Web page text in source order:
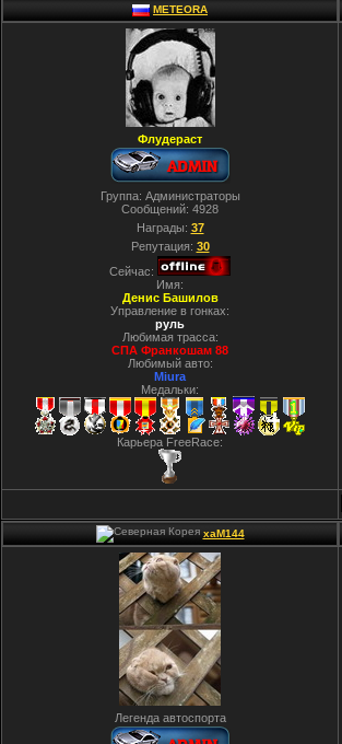
METEORA
Флудераст
Группа: Администраторы
Сообщений: 4928
Награды: 37
Репутация: 30
Сейчас:
Имя:
Денис Башилов
Управление в гонках:
руль
Любимая трасса:
СПА Франкошам 88
Любимый авто:
Miura
Медальки:
Карьера FreeRace:
xaM144
Легенда автоспорта